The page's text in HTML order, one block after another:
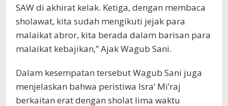
SAW di akhirat kelak. Ketiga, dengan membaca
sholawat, kita sudah mengikuti jejak para
malaikat abror, kita berada dalam barisan para
malaikat kebajikan,” Ajak Wagub Sani.
Dalam kesempatan tersebut Wagub Sani juga
menjelaskan bahwa peristiwa Isra’ Mi’raj
berkaitan erat dengan sholat lima waktu